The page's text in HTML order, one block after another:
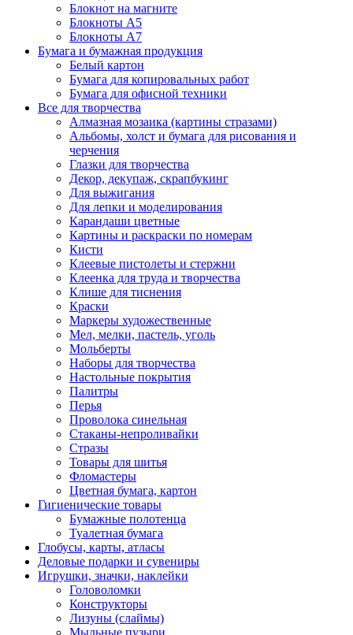
Блокнот на магните
Блокноты А5
Блокноты А7
Бумага и бумажная продукция
Белый картон
Бумага для копировальных работ
Бумага для офисной техники
Все для творчества
Алмазная мозаика (картины стразами)
Альбомы, холст и бумага для рисования и
черчения
Глазки для творчества
Декор, декупаж, скрапбукинг
Для выжигания
Для лепки и моделирования
Карандаши цветные
Картины и раскраски по номерам
Кисти
Клеевые пистолеты и стержни
Клеенка для труда и творчества
Клише для тиснения
Краски
Маркеры художественные
Мел, мелки, пастель, уголь
Мольберты
Наборы для творчества
Настольные покрытия
Палитры
Перья
Проволока синельная
Стаканы-непроливайки
Стразы
Товары для шитья
Фломастеры
Цветная бумага, картон
Гигиенические товары
Бумажные полотенца
Туалетная бумага
Глобусы, карты, атласы
Деловые подарки и сувениры
Игрушки, значки, наклейки
Головоломки
Конструкторы
Лизуны (слаймы)
Мыльные пузыри